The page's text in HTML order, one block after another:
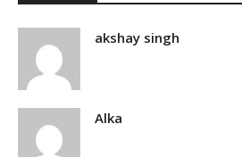
akshay singh
Alka